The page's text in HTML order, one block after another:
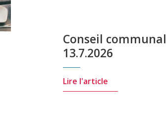
Conseil communal
13.7.2026
Lire l'article